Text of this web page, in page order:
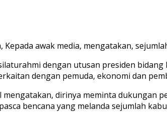
awak media, mengatakan,
dengan utusan presiden
dengan pemuda, ekonomi dan
mengatakan, dirinya meminta
bencana yang melanda sejumlah